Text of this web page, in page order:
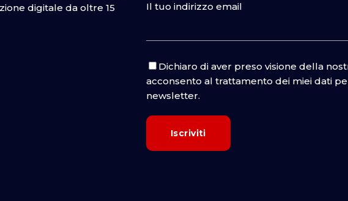
digitale da oltre 15
Il tuo indirizzo email
Dichiaro di aver preso visione della
acconsento al trattamento dei miei dati
newsletter.